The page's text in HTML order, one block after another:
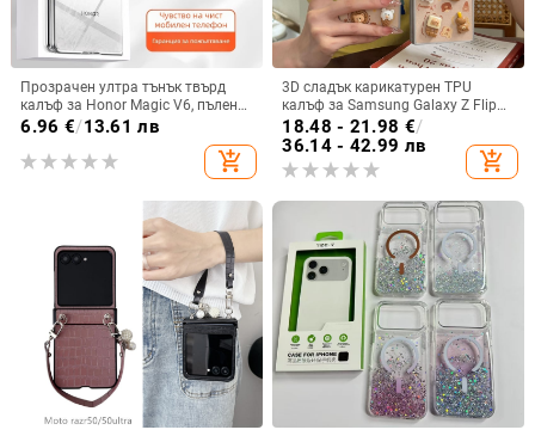
Прозрачен ултра тънък твърд
калъф за Honor Magic V6, пълен
обхват, защита от падане, за
сгъваем дисплей, с огледална
повърхност
6.96 €/13.61 лв
add_shopping_cart
3D сладък карикатурен TPU
калъф за Samsung Galaxy Z Flip
6/3/4, защита срещу изпускане,
корейски стил
18.48 - 21.98 €/
36.14 - 42.99 лв
add_shopping_cart